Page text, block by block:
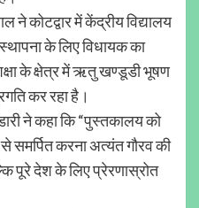
ने कोटद्वार में केंद्रीय विद्यालय
के लिए विधायक का
के क्षेत्र में ऋतु खण्डूडी भूषण
कर रहा है।
ने कहा कि “पुस्तकालय को
समर्पित करना अत्यंत गौरव की
पूरे देश के लिए प्रेरणास्रोत